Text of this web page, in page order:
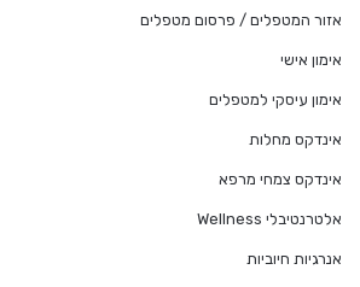
אזור המטפלים / פרסום מטפלים
אימון אישי
אימון עיסקי למטפלים
אינדקס מחלות
אינדקס צמחי מרפא
אלטרנטיבלי Wellness
אנרגיות חיוביות